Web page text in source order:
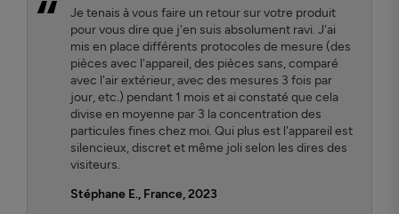
Je tenais à vous faire un retour sur votre produit
pour vous dire que j'en suis absolument ravi. J'ai
mis en place différents protocoles de mesure (des
pièces avec l'appareil, des pièces sans, comparé
avec l'air extérieur, avec des mesures 3 fois par
jour, etc.) pendant 1 mois et ai constaté que cela
divise en moyenne par 3 la concentration des
particules fines chez moi. Qui plus est l'appareil est
silencieux, discret et même joli selon les dires des
visiteurs.
Stéphane E., France, 2023